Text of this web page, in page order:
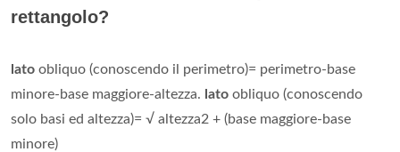
rettangolo?
lato obliquo (conoscendo il perimetro)= perimetro-base
minore-base maggiore-altezza. lato obliquo (conoscendo
solo basi ed altezza)= √ altezza2 + (base maggiore-base
minore)